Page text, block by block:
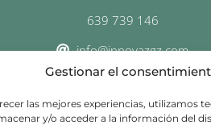
Gestionar el
las mejores experiencias, utilizamos
y/o acceder a la información del
639 739 146
info@innovazgz.com
C. Don Jaime I, 34 duplicado,
50001 Zaragoza